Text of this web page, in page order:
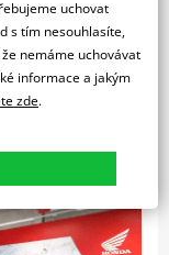
rozhodnout?
uchovat
s tím nesouhlasíte,
nemáme uchovávat
informace a jakým
zde.